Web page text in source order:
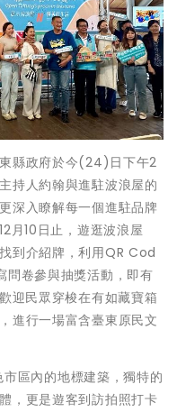
縣政府於今(24)日下午2
持人約翰與進駐波浪屋的
深入瞭解每一個進駐品牌
月10日止，遊逛波浪屋
到介紹牌，利用QR Cod
問卷參與抽獎活動，即有
迎民眾穿梭在有如藏寶箱
進行一場富含臺東原民文
區內的地標建築，獨特的
，更是遊客到訪拍照打卡